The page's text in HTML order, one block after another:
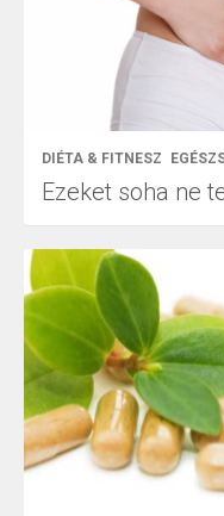
DIÉTA & FITNESZ
Ezeket soha ne